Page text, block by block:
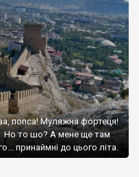
попса! Муляжна фортеця!
Но то шо? А мене ще там
принаймні до цього літа.